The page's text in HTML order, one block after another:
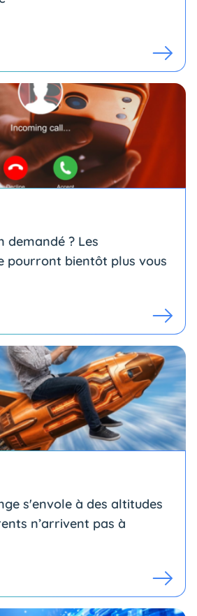
demandé ? Les
pourront bientôt plus vous
s'envole à des altitudes
n’arrivent pas à